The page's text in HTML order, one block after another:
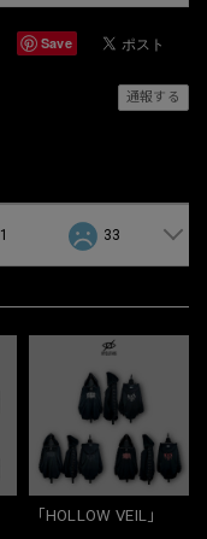
Save
通報する
33
「HOLLOW VEIL」